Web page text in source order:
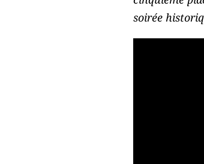
soirée